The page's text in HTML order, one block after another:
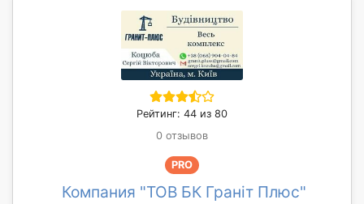
Рейтинг: 44 из 80
0 отзывов
PRO
Компания "ТОВ БК Граніт Плюс"